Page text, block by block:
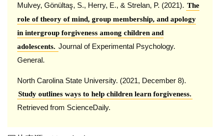
Mulvey, Gönültaş, S., Herry, E., & Strelan, P. (2021). The
role of theory of mind, group membership, and apology
in intergroup forgiveness among children and
adolescents. Journal of Experimental Psychology.
General.
North Carolina State University. (2021, December 8).
Study outlines ways to help children learn forgiveness.
Retrieved from ScienceDaily.